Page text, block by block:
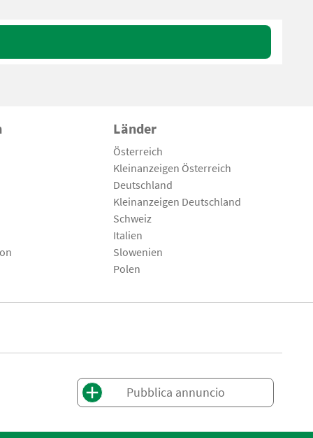
Länder
Österreich
Kleinanzeigen Österreich
Deutschland
Kleinanzeigen Deutschland
Schweiz
Italien
Slowenien
Polen
Pubblica annuncio